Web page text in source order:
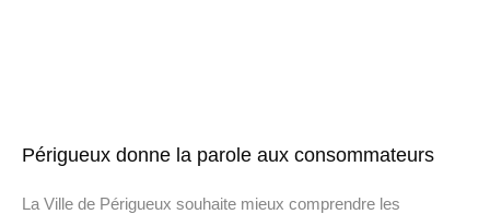
Périgueux donne la parole aux consommateurs
La Ville de Périgueux souhaite mieux comprendre les